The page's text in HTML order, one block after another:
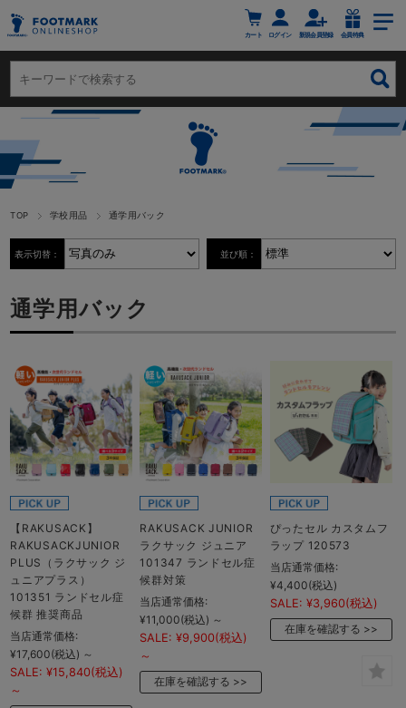
カート ログイン 新規会員登録 会員特典
TOP 学校用品 通学用バック
表示切替： 並び順：
通学用バック
【RAKUSACK】
RAKUSACKJUNIOR
PLUS（ラクサック ジ
ュニアプラス）
101351 ランドセル症
候群 推奨商品
当店通常価格:
¥17,600(税込) ～
SALE: ¥15,840(税込)
～
RAKUSACK JUNIOR
ラクサック ジュニア
101347 ランドセル症
候群対策
当店通常価格:
¥11,000(税込) ～
SALE: ¥9,900(税込)
～
在庫を確認する
ぴったセル カスタムフ
ラップ 120573
当店通常価格:
¥4,400(税込)
SALE: ¥3,960(税込)
在庫を確認する